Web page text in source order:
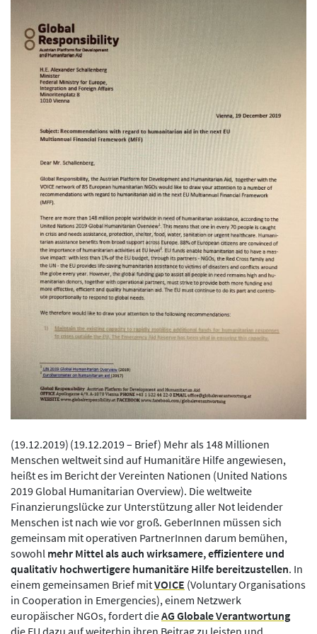
(19.12.2019) (19.12.2019 – Brief) Mehr als 148 Millionen
Menschen weltweit sind auf Humanitäre Hilfe angewiesen,
heißt es im Bericht der Vereinten Nationen (United Nations
2019 Global Humanitarian Overview). Die weltweite
Finanzierungslücke zur Unterstützung aller Not leidender
Menschen ist nach wie vor groß. GeberInnen müssen sich
gemeinsam mit operativen PartnerInnen darum bemühen,
sowohl mehr Mittel als auch wirksamere, effizientere und
qualitativ hochwertigere humanitäre Hilfe bereitzustellen. In
einem gemeinsamen Brief mitVOICE (Voluntary Organisations
in Cooperation in Emergencies), einem Netzwerk
europäischer NGOs, fordert dieAG Globale Verantwortung
die EU dazu auf weiterhin ihren Beitrag zu leisten und